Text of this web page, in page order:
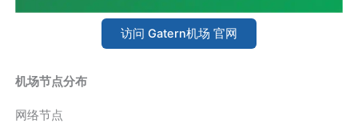
访问 Gatern机场 官网
机场节点分布
网络节点